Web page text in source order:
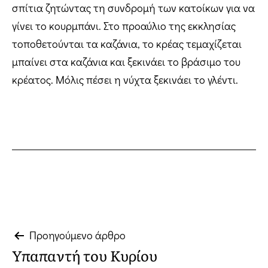
σπίτια ζητώντας τη συνδρομή των κατοίκων για να
γίνει το κουρμπάνι. Στο προαύλιο της εκκλησίας
τοποθετούνται τα καζάνια, το κρέας τεμαχίζεται
μπαίνει στα καζάνια και ξεκινάει το βράσιμο του
κρέατος. Μόλις πέσει η νύχτα ξεκινάει το γλέντι.
Πλοήγηση
Προηγούμενο άρθρο
Υπαπαντή του Κυρίου